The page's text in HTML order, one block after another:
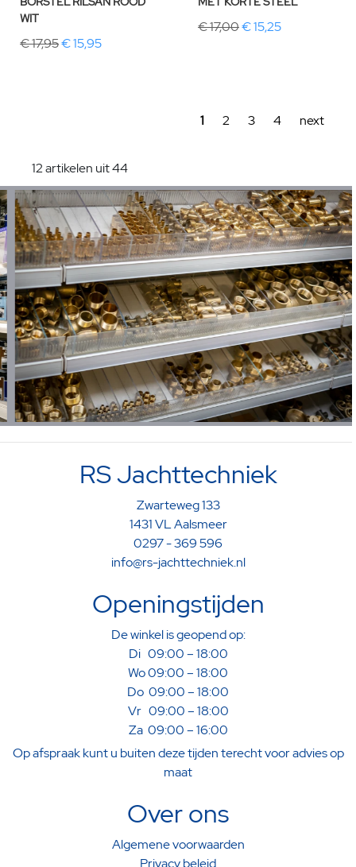
WIT
€ 17,95€ 15,95
€ 17,00€ 15,25
1 2 3 4 next
12 artikelen uit 44
RS Jachttechniek
Zwarteweg 133
1431 VL Aalsmeer
0297 - 369 596
info@rs-jachttechniek.nl
Openingstijden
De winkel is geopend op:
Di 09:00 – 18:00
Wo 09:00 – 18:00
Do 09:00 – 18:00
Vr 09:00 – 18:00
Za 09:00 – 16:00
Op afspraak kunt u buiten deze tijden terecht voor advies op
maat
Over ons
Algemene voorwaarden
Privacy beleid